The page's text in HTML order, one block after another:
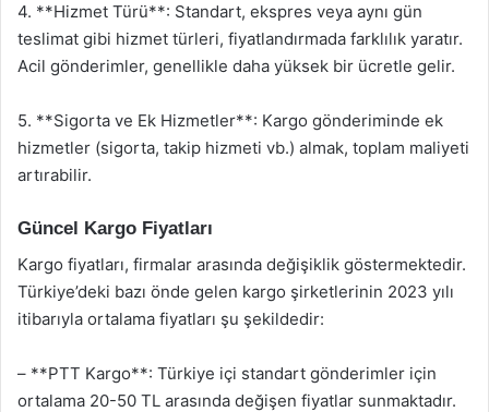
4. **Hizmet Türü**: Standart, ekspres veya aynı gün
teslimat gibi hizmet türleri, fiyatlandırmada farklılık yaratır.
Acil gönderimler, genellikle daha yüksek bir ücretle gelir.
5. **Sigorta ve Ek Hizmetler**: Kargo gönderiminde ek
hizmetler (sigorta, takip hizmeti vb.) almak, toplam maliyeti
artırabilir.
Güncel Kargo Fiyatları
Kargo fiyatları, firmalar arasında değişiklik göstermektedir.
Türkiye’deki bazı önde gelen kargo şirketlerinin 2023 yılı
itibarıyla ortalama fiyatları şu şekildedir:
– **PTT Kargo**: Türkiye içi standart gönderimler için
ortalama 20-50 TL arasında değişen fiyatlar sunmaktadır.